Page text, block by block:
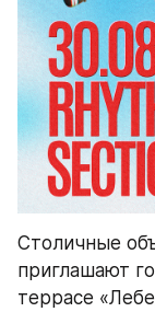
Столичные
приглашают
террасе